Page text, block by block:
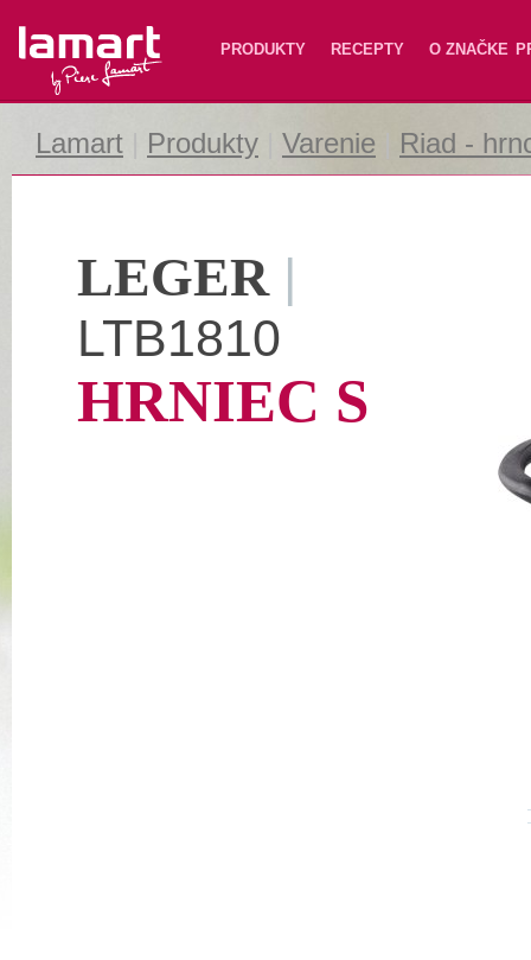
Lamart PRODUKTY RECEPTY O ZNAČKE
Lamart Produkty Varenie Riad -
LEGER|
LTB1810
HRNIEC S